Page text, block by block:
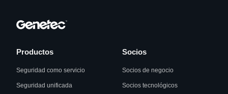
Productos
Seguridad como servicio
Seguridad unificada
Socios
Socios de negocio
Socios tecnológicos